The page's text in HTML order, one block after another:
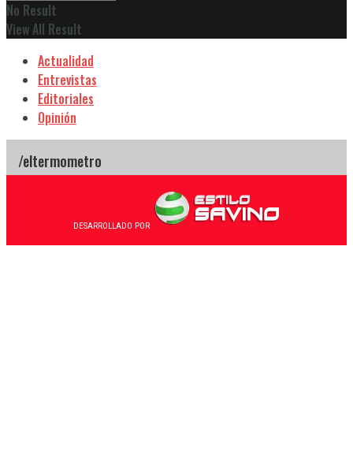
No Result
View All Result
Actualidad
Entrevistas
Editoriales
Opinión
DESARROLLADO POR